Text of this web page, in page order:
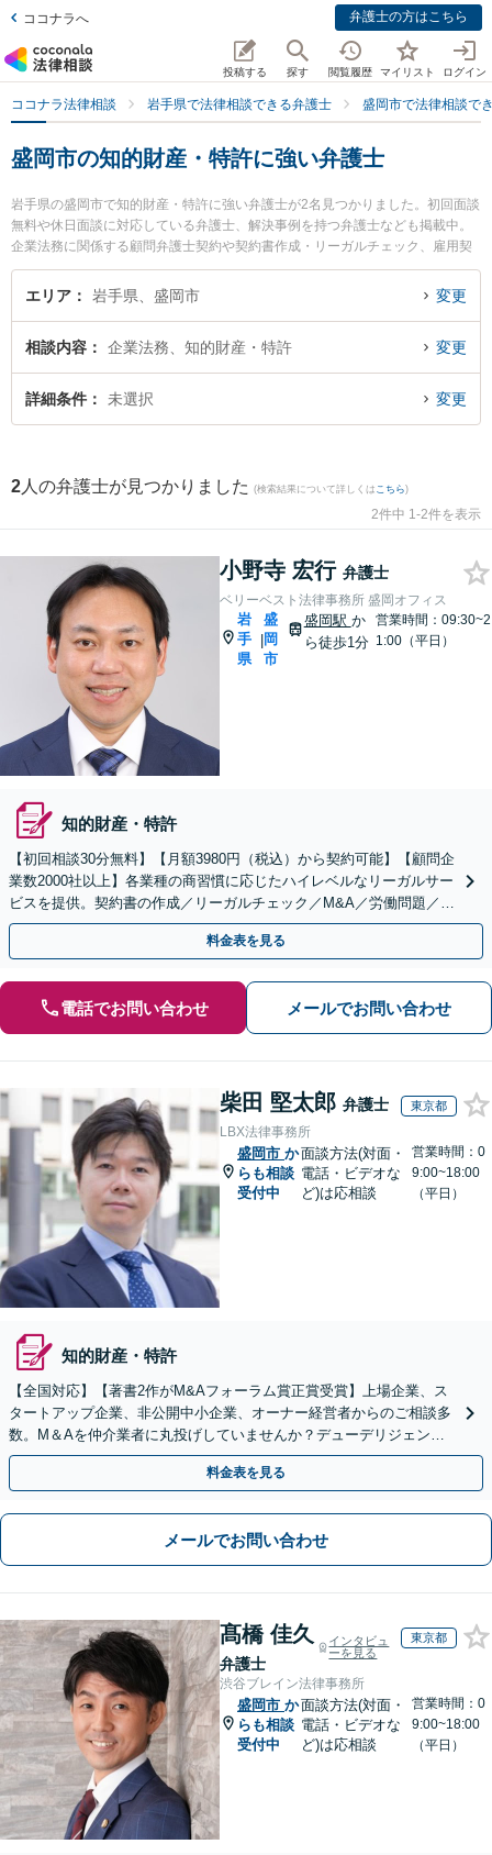
ココナラへ 弁護士の方はこちら
投稿する 探す 閲覧履歴 マイリスト ログイン
ココナラ法律相談 岩手県で法律相談できる弁護士 盛岡市で法律相談で
盛岡市の知的財産・特許に強い弁護士
岩手県の盛岡市で知的財産・特許に強い弁護士が2名見つかりました。初回面談
無料や休日面談に対応している弁護士、解決事例を持つ弁護士なども掲載中。
企業法務に関係する顧問弁護士契約や契約書作成・リーガルチェック、雇用契
約書・就業規則作成等の細かな分野での絞り込み検索もでき便利です。特にベ
リーベスト法律事務所 盛岡オフィスの小野寺 宏行弁護士や盛岡ナンテン法律事
ぐに弁護士に相談したい』『知的財産・特許のトラブル解決の実績豊富な近く
の弁護士を検索したい』『初回相談無料で知的財産・特許を法律相談できる盛
岡市内の弁護士に相談予約したい』などでお困りの相談者さんにおすすめで
エリア 岩手県、盛岡市 変更
相談内容 企業法務、知的財産・特許 変更
詳細条件 未選択 変更
2 人の弁護士が見つかりました (検索結果について詳しくは こちら)
2件中 1-2件を表示
小野寺 宏行 弁護士
ベリーベスト法律事務所 盛岡オフィス
岩
手
県
|
盛
岡
市
盛岡駅 か
ら徒歩1分
営業時間：09:30~2
1:00（平日）
知的財産・特許
【初回相談30分無料】【月額3980円（税込）から契約可能】【顧問企
業数2000社以上】各業種の商習慣に応じたハイレベルなリーガルサー
ビスを提供。契約書の作成／リーガルチェック／M&A／労働問題／知
的財産等、お任せください【他士業連携可能】
料金表を見る
電話でお問い合わせ メールでお問い合わせ
柴田 堅太郎 弁護士 東京都
LBX法律事務所
盛岡市 か
らも相談
受付中
面談方法(対面・
電話・ビデオな
ど)は応相談
営業時間：0
9:00~18:00
（平日）
知的財産・特許
【全国対応】【著書2作がM&Aフォーラム賞正賞受賞】上場企業、ス
タートアップ企業、非公開中小企業、オーナー経営者からのご相談多
数。M＆Aを仲介業者に丸投げしていませんか？デューデリジェンス
や契約書作成・交渉はお任せください【初回無料】
料金表を見る
メールでお問い合わせ
髙橋 佳久
弁護士
インタビュ
ーを見る
東京都
渋谷ブレイン法律事務所
盛岡市 か
らも相談
受付中
面談方法(対面・
電話・ビデオな
ど)は応相談
営業時間：0
9:00~18:00
（平日）